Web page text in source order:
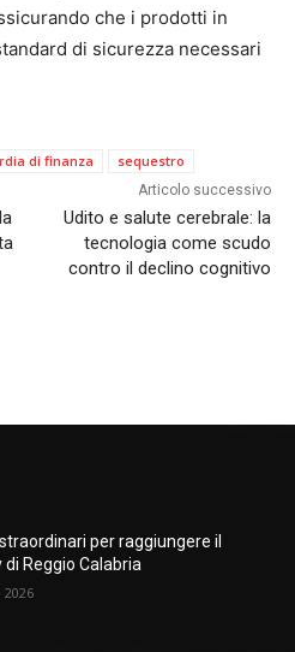
che i prodotti in
di sicurezza necessari
di finanza sequestro
Articolo successivo
Udito e salute cerebrale: la
tecnologia come scudo
contro il declino cognitivo
per raggiungere il
di Reggio Calabria
2026